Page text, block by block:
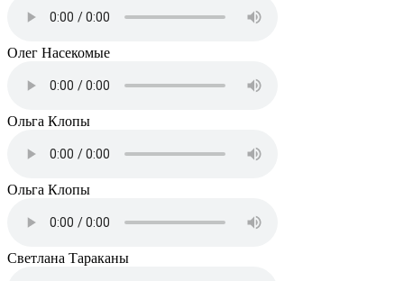
Олег Насекомые
Ольга Клопы
Ольга Клопы
Светлана Тараканы